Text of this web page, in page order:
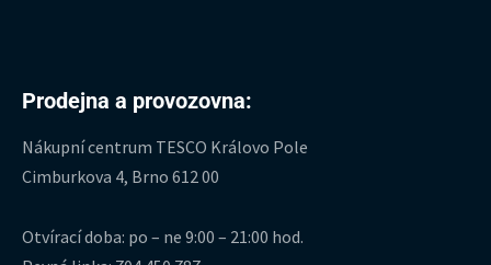
Prodejna a provozovna:
Nákupní centrum TESCO Královo Pole
Cimburkova 4, Brno 612 00
Otvírací doba: po – ne 9:00 – 21:00 hod.